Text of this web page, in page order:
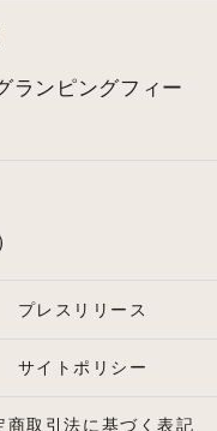
ランピングフィー
プレスリリース
サイトポリシー
商取引法に基づく表記